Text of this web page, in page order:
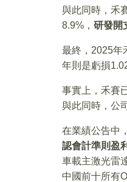
與此同時，禾
8.9%， 研發開
最終，2025年
年則是虧損
事實上，禾賽
與此同時，公
在業績公告中
認會計準則盈
車載主激光雷
中國前十所有